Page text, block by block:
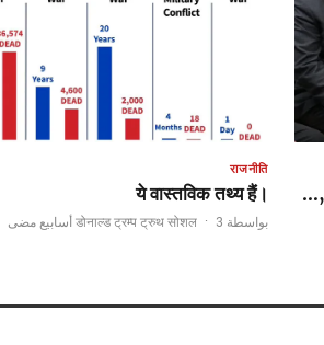
राजनीति
ये वास्तविक तथ्य हैं।
بواسطة डोनाल्ड ट्रम्प ट्रुथ सोशल · 3 أسابيع مضى